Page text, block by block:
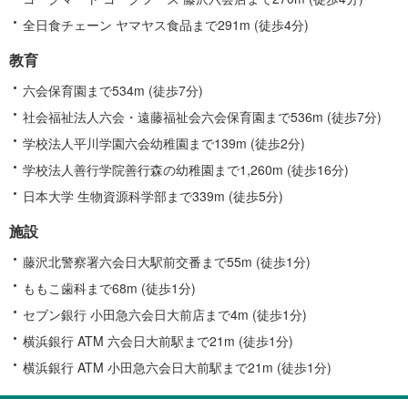
全日食チェーン ヤマヤス食品まで291m (徒歩4分)
教育
六会保育園まで534m (徒歩7分)
社会福祉法人六会・遠藤福祉会六会保育園まで536m (徒歩7分)
学校法人平川学園六会幼稚園まで139m (徒歩2分)
学校法人善行学院善行森の幼稚園まで1,260m (徒歩16分)
日本大学 生物資源科学部まで339m (徒歩5分)
施設
藤沢北警察署六会日大駅前交番まで55m (徒歩1分)
ももこ歯科まで68m (徒歩1分)
セブン銀行 小田急六会日大前店まで4m (徒歩1分)
横浜銀行 ATM 六会日大前駅まで21m (徒歩1分)
横浜銀行 ATM 小田急六会日大前駅まで21m (徒歩1分)